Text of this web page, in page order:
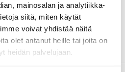
mainosalan ja analytiikka-
siitä, miten käytät
voivat yhdistää näitä
olet antanut heille tai joita on
heidän palvelujaan.
1,3 mm
230 g